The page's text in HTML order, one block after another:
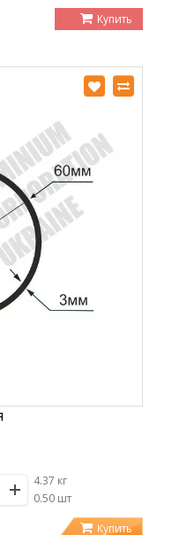
Купить
4.37 кг
/0.50 шт
Купить